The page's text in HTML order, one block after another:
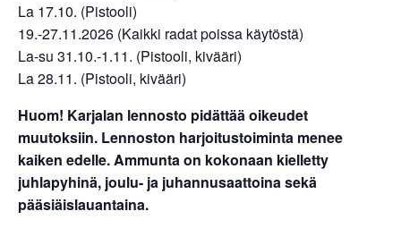
La 17.10. (Pistooli)
19.-27.11.2026 (Kaikki radat poissa käytöstä)
La-su 31.10.-1.11. (Pistooli, kivääri)
La 28.11. (Pistooli, kivääri)
Huom! Karjalan lennosto pidättää oikeudet
muutoksiin. Lennoston harjoitustoiminta menee
kaiken edelle. Ammunta on kokonaan kielletty
juhlapyhinä, joulu- ja juhannusaattoina sekä
pääsiäislauantaina.